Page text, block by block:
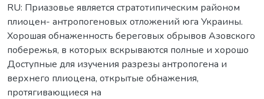
RU: Приазовье является стратотипическим районом
плиоцен- антропогеновых отложений юга Украины.
Хорошая обнаженность береговых обрывов Азовского
побережья, в которых вскрываются полные и хорошо
Доступные для изучения разрезы антропогена и
верхнего плиоцена, открытые обнажения,
протягивающиеся на